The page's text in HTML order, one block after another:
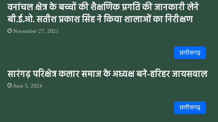
वनांचल क्षेत्र के बच्चों की शैक्षणिक प्रगति की जानकारी लेने
बी.ई.ओ. सतीश प्रकाश सिंह ने किया शालाओं का निरीक्षण
November 27, 2021
छत्तीसगढ़
सारंगढ़ परिक्षेत्र कलार समाज के अध्यक्ष बने-हरिहर जायसवाल
June 5, 2024
छत्तीसगढ़